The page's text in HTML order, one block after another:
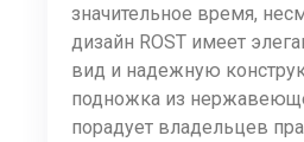
значительное время,
дизайн ROST имеет
вид и надежную
подножка из
порадует владельцев